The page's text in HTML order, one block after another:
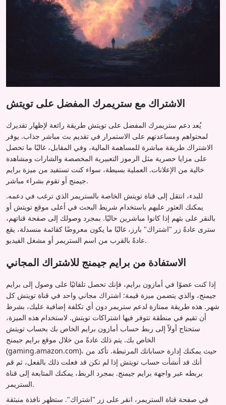
الاشتراك مع ستريمرك المفضل على تويتش
يُعد دعم ستريمرك المفضل على تويتش طريقة رائعة لإظهار تقديرك
لمحتواهم ومساعدتهم على الاستمرار في تقديم بث مباشر جذاب. يوفر
الاشتراك طريقة مباشرة للمساهمة المالية، وفي المقابل، غالبًا ما تحصل
على مزايا حصرية مثل الرموز التعبيرية المخصصة والشارات ومشاهدة
خالية من الإعلانات. العملية بسيطة، سواء كنت تستفيد من ميزة برايم
جيمنج أو تقوم بشراء مباشر.
للبدء، انتقل إلى قناة تويتش الخاصة بالستريمر الذي ترغب في دعمه.
يمكنك العثور عليهم باستخدام شريط البحث في أعلى موقع تويتش أو
بالنقر على بثهم إذا كانوا مباشرين حاليًا. بمجرد وصولك إلى صفحة قناتهم،
سترى عادةً زر "اشتراك" بارز، غالبًا ما يكون معروضًا كقائمة منسدلة، يقع
عادةً بالقرب من اسم الستريمر أو مشغل الفيديو.
الاستفادة من برايم جيمنج للاشتراك المجاني
إذا كنت عضوًا في أمازون برايم، فإنك تحصل تلقائيًا على وصول إلى برايم
جيمنج، والذي يتضمن ميزة قيمة: اشتراك مجاني واحد في قناة تويتش كل
شهر. هذه طريقة ممتازة لدعم ستريمر دون أي تكلفة إضافية عليك، بشرط
أن تقيم في منطقة تتوفر فيها اشتراكات تويتش. لاستخدام هذه الميزة،
ستحتاج أولاً إلى ربط حساب أمازون برايم الخاص بك بحساب تويتش
الخاص بك. يتم ذلك عادةً من خلال موقع برايم جيمنج
(gaming.amazon.com)، حيث يمكنك إدارة حساباتك المرتبطة. تأكد من
أنك قد أنشأت حساب تويتش إذا لم تكن قد فعلت ذلك بالفعل، ثم قم
بربطه عبر واجهة برايم جيمنج. بمجرد الربط، يمكنك المتابعة إلى قناة
الستريمر.
في صفحة قناة الستريمر، انقر على زر "اشتراك". ستظهر نافذة منبثقة